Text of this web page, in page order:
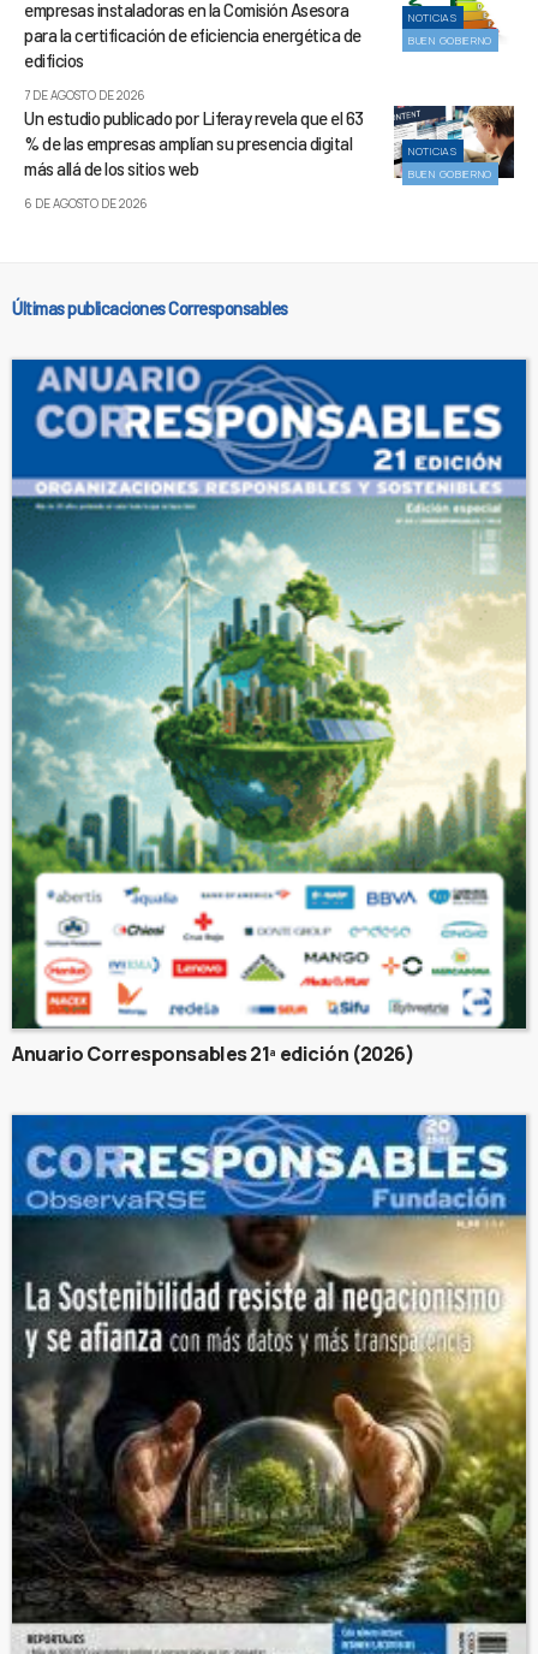
NOTICIAS
BUEN GOBIERNO
empresas instaladoras en la Comisión Asesora
para la certificación de eficiencia energética de
edificios
7 DE AGOSTO DE 2026
NOTICIAS
BUEN GOBIERNO
Un estudio publicado por Liferay revela que el 63
% de las empresas amplían su presencia digital
más allá de los sitios web
6 DE AGOSTO DE 2026
Últimas publicaciones Corresponsables
Anuario Corresponsables 21ª edición (2026)